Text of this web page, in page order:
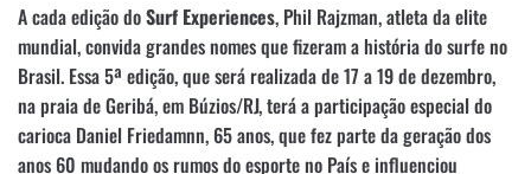
A cada edição doSurf Experiences, Phil Rajzman, atleta da elite
mundial, convida grandes nomes que fizeram a história do surfe no
Brasil. Essa 5ª edição, que será realizada de 17 a 19 de dezembro,
na praia de Geribá, em Búzios/RJ, terá a participação especial do
carioca Daniel Friedamnn, 65 anos, que fez parte da geração dos
anos 60 mudando os rumos do esporte no País e influenciou